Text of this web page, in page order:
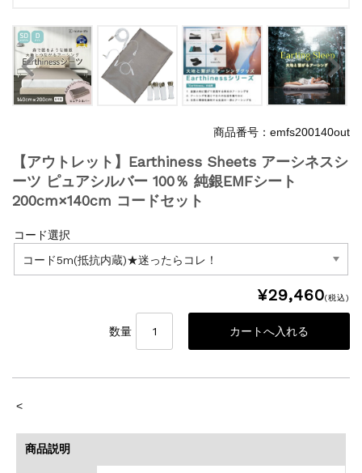
商品番号：emfs200140out
【アウトレット】Earthiness Sheets アーシネスシ
ーツ ピュアシルバー 100％ 純銀EMFシート
200cm×140cm コードセット
コード選択
¥29,460(税込)
数量
<
商品説明